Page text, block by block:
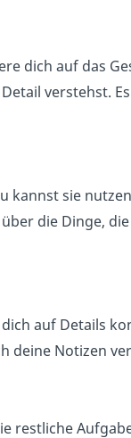
dich auf das
verstehst.
kannst sie
die Dinge,
auf Details
deine Notizen
restliche